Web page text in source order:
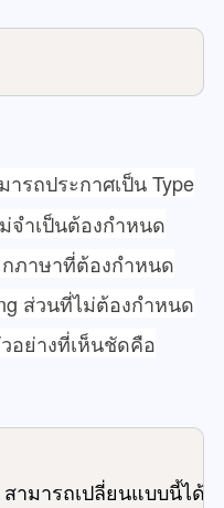
รถประกาศเป็น Type
จำเป็นต้องกำหนด
กภาษาที่ต้องกำหนด
ส่วนที่ไม่ต้องกำหนด
อย่างที่เห็นชัดคือ
สามารถเปลี่ยนแบบนี้ได้เ